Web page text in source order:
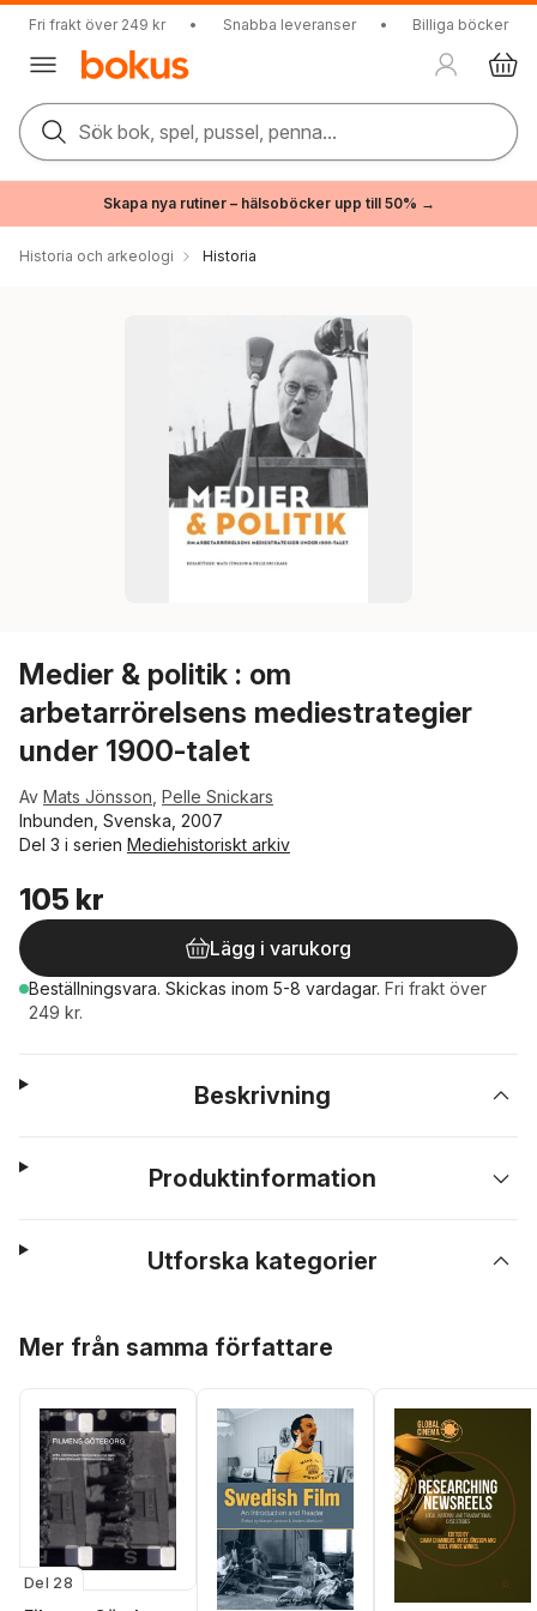
Fri frakt över 249 kr • Snabba leveranser • Billiga böcker
Sök bok, spel, pussel, penna...
Skapa nya rutiner – hälsoböcker upp till 50% →
Historia och arkeologi Historia
Medier & politik : om
arbetarrörelsens mediestrategier
under 1900-talet
Av Mats Jönsson Pelle Snickars
Inbunden, Svenska, 2007
Del 3 i serien Mediehistoriskt arkiv
105 kr
Lägg i varukorg
Beställningsvara. Skickas inom 5-8 vardagar. Fri frakt över
249 kr.
Beskrivning
Produktinformation
Utforska kategorier
Mer från samma författare
Del 28